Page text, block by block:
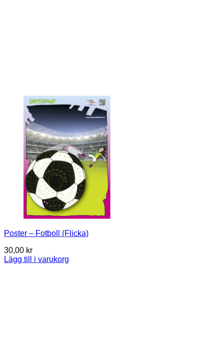
Poster – Fotboll (Flicka)
30,00 kr
Lägg till i varukorg